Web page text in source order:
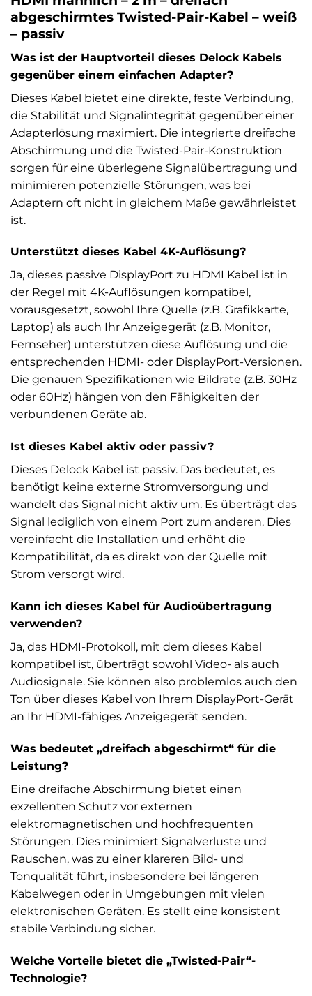
abgeschirmtes Twisted-Pair-Kabel – weiß
– passiv
Was ist der Hauptvorteil dieses Delock Kabels
gegenüber einem einfachen Adapter?
Dieses Kabel bietet eine direkte, feste Verbindung,
die Stabilität und Signalintegrität gegenüber einer
Adapterlösung maximiert. Die integrierte dreifache
Abschirmung und die Twisted-Pair-Konstruktion
sorgen für eine überlegene Signalübertragung und
minimieren potenzielle Störungen, was bei
Adaptern oft nicht in gleichem Maße gewährleistet
ist.
Unterstützt dieses Kabel 4K-Auflösung?
Ja, dieses passive DisplayPort zu HDMI Kabel ist in
der Regel mit 4K-Auflösungen kompatibel,
vorausgesetzt, sowohl Ihre Quelle (z.B. Grafikkarte,
Laptop) als auch Ihr Anzeigegerät (z.B. Monitor,
Fernseher) unterstützen diese Auflösung und die
entsprechenden HDMI- oder DisplayPort-Versionen.
Die genauen Spezifikationen wie Bildrate (z.B. 30Hz
oder 60Hz) hängen von den Fähigkeiten der
verbundenen Geräte ab.
Ist dieses Kabel aktiv oder passiv?
Dieses Delock Kabel ist passiv. Das bedeutet, es
benötigt keine externe Stromversorgung und
wandelt das Signal nicht aktiv um. Es überträgt das
Signal lediglich von einem Port zum anderen. Dies
vereinfacht die Installation und erhöht die
Kompatibilität, da es direkt von der Quelle mit
Strom versorgt wird.
Kann ich dieses Kabel für Audioübertragung
verwenden?
Ja, das HDMI-Protokoll, mit dem dieses Kabel
kompatibel ist, überträgt sowohl Video- als auch
Audiosignale. Sie können also problemlos auch den
Ton über dieses Kabel von Ihrem DisplayPort-Gerät
an Ihr HDMI-fähiges Anzeigegerät senden.
Was bedeutet „dreifach abgeschirmt“ für die
Leistung?
Eine dreifache Abschirmung bietet einen
exzellenten Schutz vor externen
elektromagnetischen und hochfrequenten
Störungen. Dies minimiert Signalverluste und
Rauschen, was zu einer klareren Bild- und
Tonqualität führt, insbesondere bei längeren
Kabelwegen oder in Umgebungen mit vielen
elektronischen Geräten. Es stellt eine konsistent
stabile Verbindung sicher.
Welche Vorteile bietet die „Twisted-Pair“-
Technologie?